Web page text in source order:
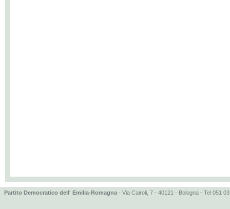
Partito Democratico dell' Emilia-Romagna - Via Cairoli, 7 - 40121 - Bologna - Tel 051